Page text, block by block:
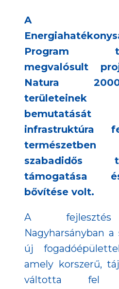
A
Program
megvalósult
Natura
területeinek
infrastruktúra
szabadidős
támogatása
bővítése volt.
A fejlesztés
Nagyharsányban
új
amely korszerű,
váltotta fel